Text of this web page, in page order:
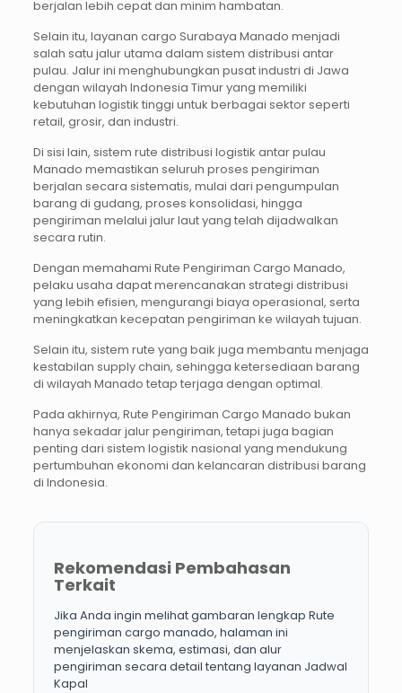
berjalan lebih cepat dan minim hambatan.
Selain itu, layanan cargo Surabaya Manado menjadi
salah satu jalur utama dalam sistem distribusi antar
pulau. Jalur ini menghubungkan pusat industri di Jawa
dengan wilayah Indonesia Timur yang memiliki
kebutuhan logistik tinggi untuk berbagai sektor seperti
retail, grosir, dan industri.
Di sisi lain, sistem rute distribusi logistik antar pulau
Manado memastikan seluruh proses pengiriman
berjalan secara sistematis, mulai dari pengumpulan
barang di gudang, proses konsolidasi, hingga
pengiriman melalui jalur laut yang telah dijadwalkan
secara rutin.
Dengan memahami Rute Pengiriman Cargo Manado,
pelaku usaha dapat merencanakan strategi distribusi
yang lebih efisien, mengurangi biaya operasional, serta
meningkatkan kecepatan pengiriman ke wilayah tujuan.
Selain itu, sistem rute yang baik juga membantu menjaga
kestabilan supply chain, sehingga ketersediaan barang
di wilayah Manado tetap terjaga dengan optimal.
Pada akhirnya, Rute Pengiriman Cargo Manado bukan
hanya sekadar jalur pengiriman, tetapi juga bagian
penting dari sistem logistik nasional yang mendukung
pertumbuhan ekonomi dan kelancaran distribusi barang
di Indonesia.
Rekomendasi Pembahasan
Terkait
Jika Anda ingin melihat gambaran lengkap Rute
pengiriman cargo manado, halaman ini
menjelaskan skema, estimasi, dan alur
pengiriman secara detail tentang layanan Jadwal
Kapal